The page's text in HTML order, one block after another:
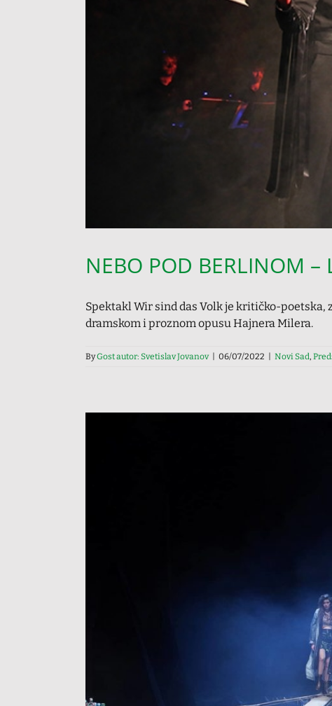
NEBO POD BERLINOM
Spektakl Wir sind das Volk je kritičko-
dramskom i proznom opusu Hajnera Milera.
ByGost autor: Svetislav Jovanov | 06/07/2022 | Novi Sad